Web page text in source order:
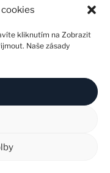
kliknutím na Zobrazit
Naše zásady
Tiráž